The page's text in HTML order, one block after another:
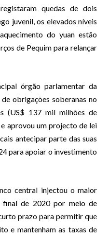
quedas de dois
juvenil, os elevados níveis
do yuan estão
de Pequim para relançar
órgão parlamentar da
obrigações soberanas no
(US$ 137 mil milhões de
aprovou um projecto de lei
antecipar parte das suas
para apoiar o investimento
central injectou o maior
final de 2020 por meio de
prazo para permitir que
e mantenham as taxas de